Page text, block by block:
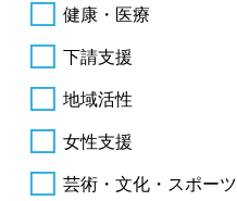
健康・医療
下請支援
地域活性
女性支援
芸術・文化・スポーツ